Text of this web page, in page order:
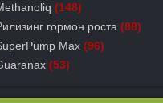
(148)
гормон роста (88)
Max (96)
(53)